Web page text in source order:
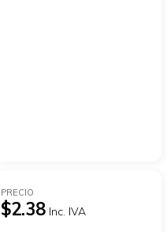
PRECIO
$2.38 Inc. IVA